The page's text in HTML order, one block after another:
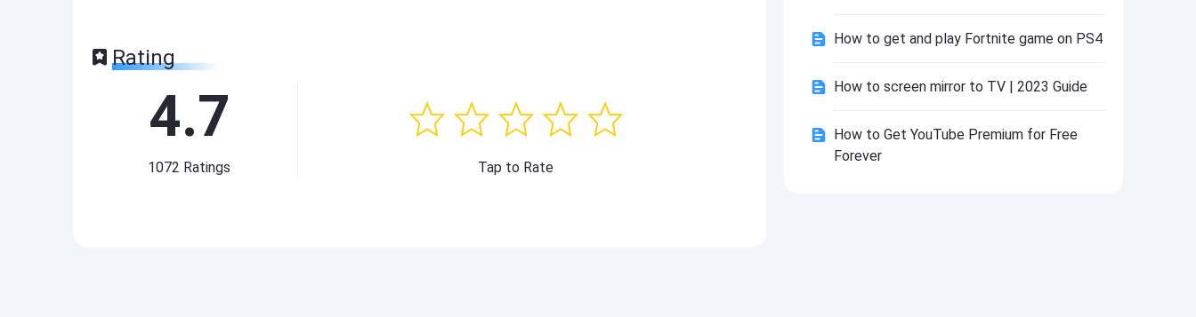
Rating
4.7
1072 Ratings Tap to Rate
How to get and play Fortnite game on PS4
How to screen mirror to TV | 2023 Guide
How to Get YouTube Premium for Free
Forever